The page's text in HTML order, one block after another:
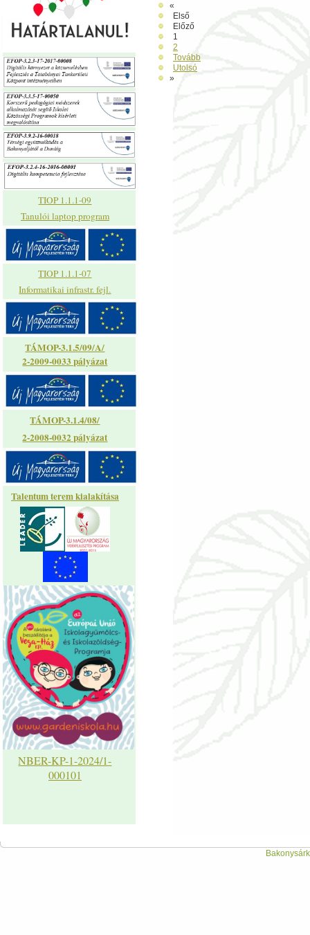
TIOP 1.1.1-09
Tanulói laptop program
TIOP 1.1.1-07
Informatikai infrastr. fejl.
TÁMOP-3.1.5/09/A/
2-2009-0033 pályázat
TÁMOP-3.1.4/08/
2-2008-0032 pályázat
Talentum terem kialakítása
NBER-KP-1-2024/1-
000101
«
Első
Előző
1
2
Tovább
Utolsó
»